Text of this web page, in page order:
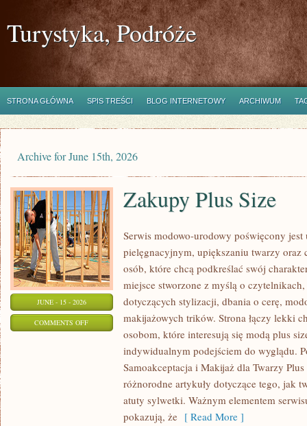
Turystyka, Podróże
STRONA GŁÓWNA SPIS TREŚCI BLOG INTERNETOWY ARCHIWUM
Archive for June 15th, 2026
JUNE - 15 - 2026
COMMENTS OFFON
Zakupy Plus Size
Serwis modowo-urodowy poświęcony
pielęgnacyjnym, upiększaniu twarzy oraz
osób, które chcą podkreślać swój
miejsce stworzone z myślą o
dotyczących stylizacji, dbania o cerę,
makijażowych trików. Strona łączy lekki
osobom, które interesują się modą plus
indywidualnym podejściem do wyglądu.
Samoakceptacja i Makijaż dla Twarzy
różnorodne artykuły dotyczące tego, jak
atuty sylwetki. Ważnym elementem
pokazują, że [ Read More ]